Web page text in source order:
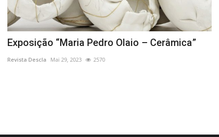
Exposição “Maria Pedro Olaio – Cerâmica”
Revista Descla Mai 29, 2023 2570